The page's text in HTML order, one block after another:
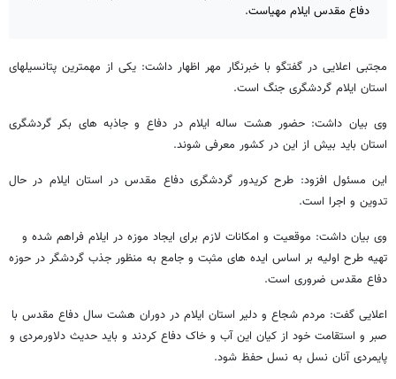
دفاع مقدس ایلام مهیاست.
مجتبی اعلایی در گفتگو با خبرنگار مهر اظهار داشت: یکی از مهمترین پتانسیلهای
استان ایلام گردشگری جنگ است.
وی بیان داشت: حضور هشت ساله ایلام در دفاع و جاذبه های بکر گردشگری
استان باید بیش از این در کشور معرفی شوند.
این مسئول افزود: طرح کریدور گردشگری دفاع مقدس در استان ایلام در حال
تدوین و اجرا است.
وی بیان داشت: موقعیت و امکانات لازم برای ایجاد موزه در ایلام فراهم شده و
تهیه طرح اولیه بر اساس ایده های مثبت و جامع به منظور جذب گردشگر در حوزه
دفاع مقدس ضروری است.
اعلایی گفت: مردم شجاع و دلیر استان ایلام در دوران هشت سال دفاع مقدس با
صبر و استقامت خود از کیان این آب و خاک دفاع کردند و باید حدیث دلاورمردی و
پایمردی آنان نسل به نسل حفظ شود.